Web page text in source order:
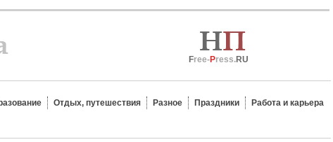
Free-Press.RU
Отдых, путешествия Разное Праздники
Работа и карьера